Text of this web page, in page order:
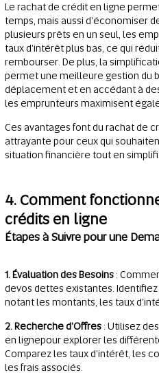
Le rachat de crédit en ligne
temps, mais aussi d'économiser
plusieurs prêts en un seul, les
taux d'intérêt plus bas, ce qui
rembourser. De plus, la
permet une meilleure gestion du
déplacement et en accédant à
les emprunteurs maximisent
Ces avantages font du rachat de
attrayante pour ceux qui
situation financière tout en
4. Comment
crédits en ligne
Étapes à Suivre pour une
1. Évaluation des Besoins:
devos dettes existantes.
notant les montants, les taux
2. Recherche d'Offres: Utilisez
en lignepour explorer les
Comparez les taux d'intérêt, les
les frais associés.